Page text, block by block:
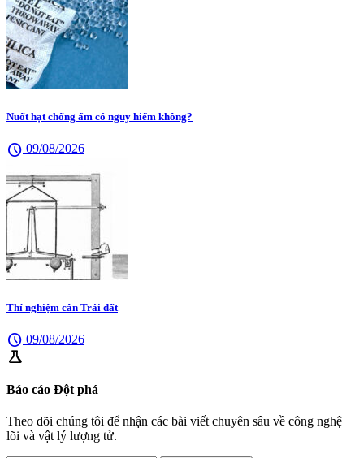
Nuốt hạt chống ẩm có nguy hiểm không?
schedule 09/08/2026
Thí nghiệm cân Trái đất
schedule 09/08/2026
science
Báo cáo Đột phá
Theo dõi chúng tôi để nhận các bài viết chuyên sâu về công nghệ
lõi và vật lý lượng tử.